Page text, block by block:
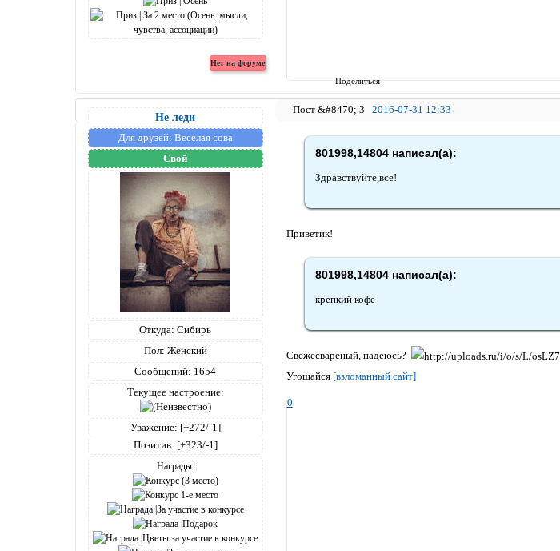
Поделиться
3 2016-07-31 12:33
Не леди
Для друзей: Весёлая сова
Свой
Откуда: Сибирь
Пол: Женский
Сообщений: 1654
Текущее настроение:
Уважение: [+272/-1]
Позитив: [+323/-1]
Награды:
801998,14804 написал(а):
Здравствуйте,все!
Приветик!
801998,14804 написал(а):
крепкий кофе
Свежесвареный, надеюсь?
Угощайся [взломанный сайт]
0